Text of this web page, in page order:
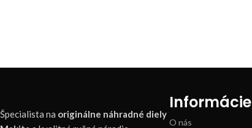
Špecialista na originálne náhradné diely
Informácie
O nás